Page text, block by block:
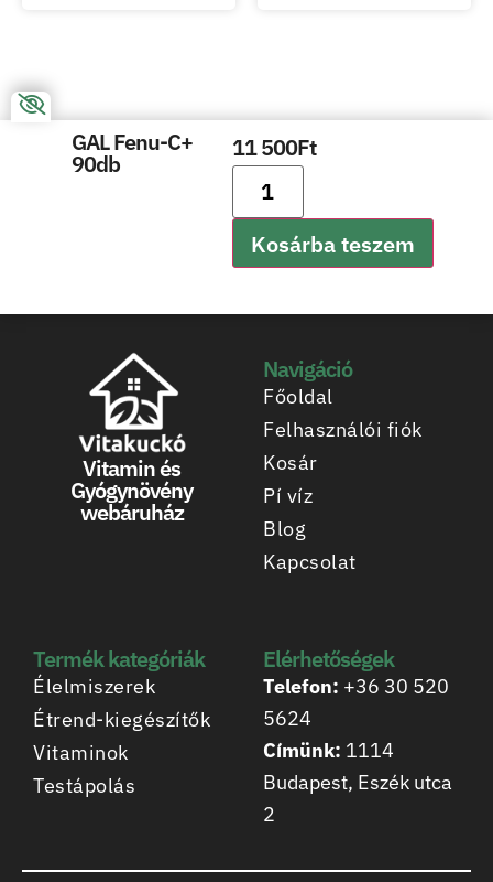
GAL Fenu-C+
90db
11 500Ft
Kosárba teszem
Vitamin és
Gyógynövény
webáruház
Navigáció
Főoldal
Felhasználói fiók
Kosár
Pí víz
Blog
Kapcsolat
Termék kategóriák
Élelmiszerek
Étrend-kiegészítők
Vitaminok
Testápolás
Elérhetőségek
Telefon: +36 30 520
5624
Címünk: 1114
Budapest, Eszék utca
2